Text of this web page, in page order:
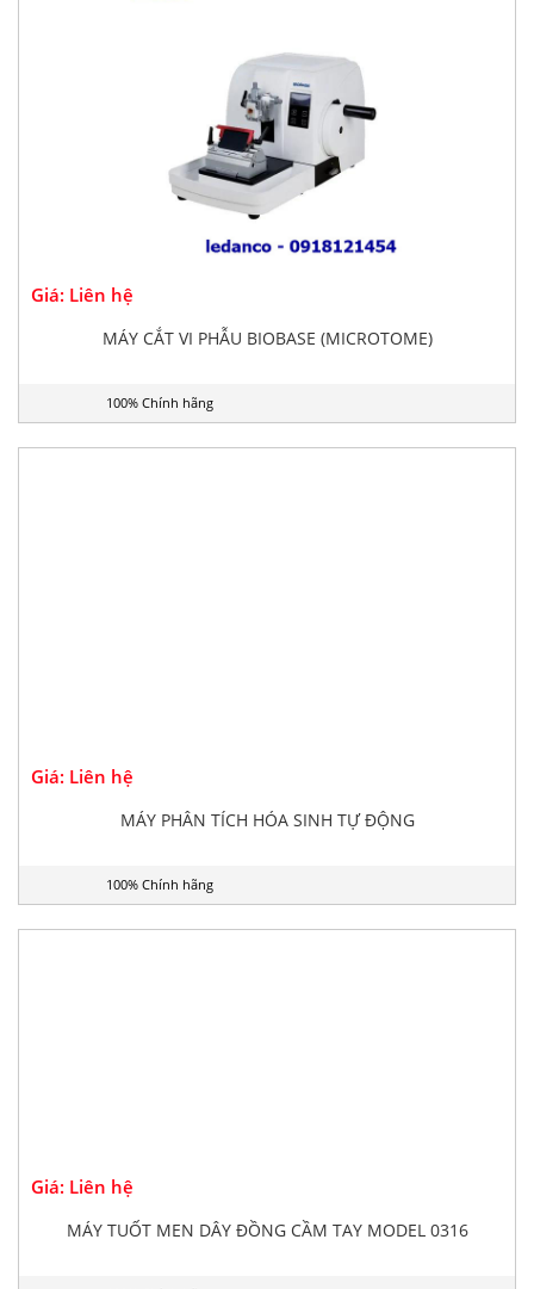
Giá: Liên hệ
MÁY CẮT VI PHẪU BIOBASE (MICROTOME)
100% Chính hãng
Giá: Liên hệ
MÁY PHÂN TÍCH HÓA SINH TỰ ĐỘNG
100% Chính hãng
Giá: Liên hệ
MÁY TUỐT MEN DÂY ĐỒNG CẦM TAY MODEL 0316